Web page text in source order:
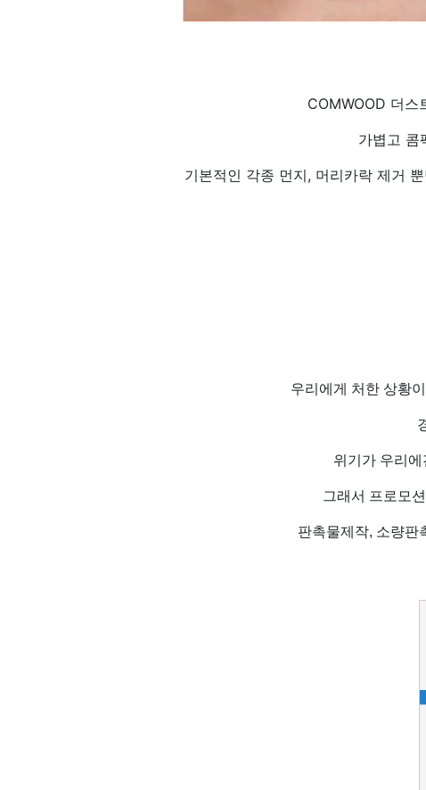
COMWOOD 더
가볍고 콤
기본적인 각종 먼지, 머리카락 제거
우리에게 처한 상황
위기가 우리
그래서 프로모
판촉물제작, 소량판